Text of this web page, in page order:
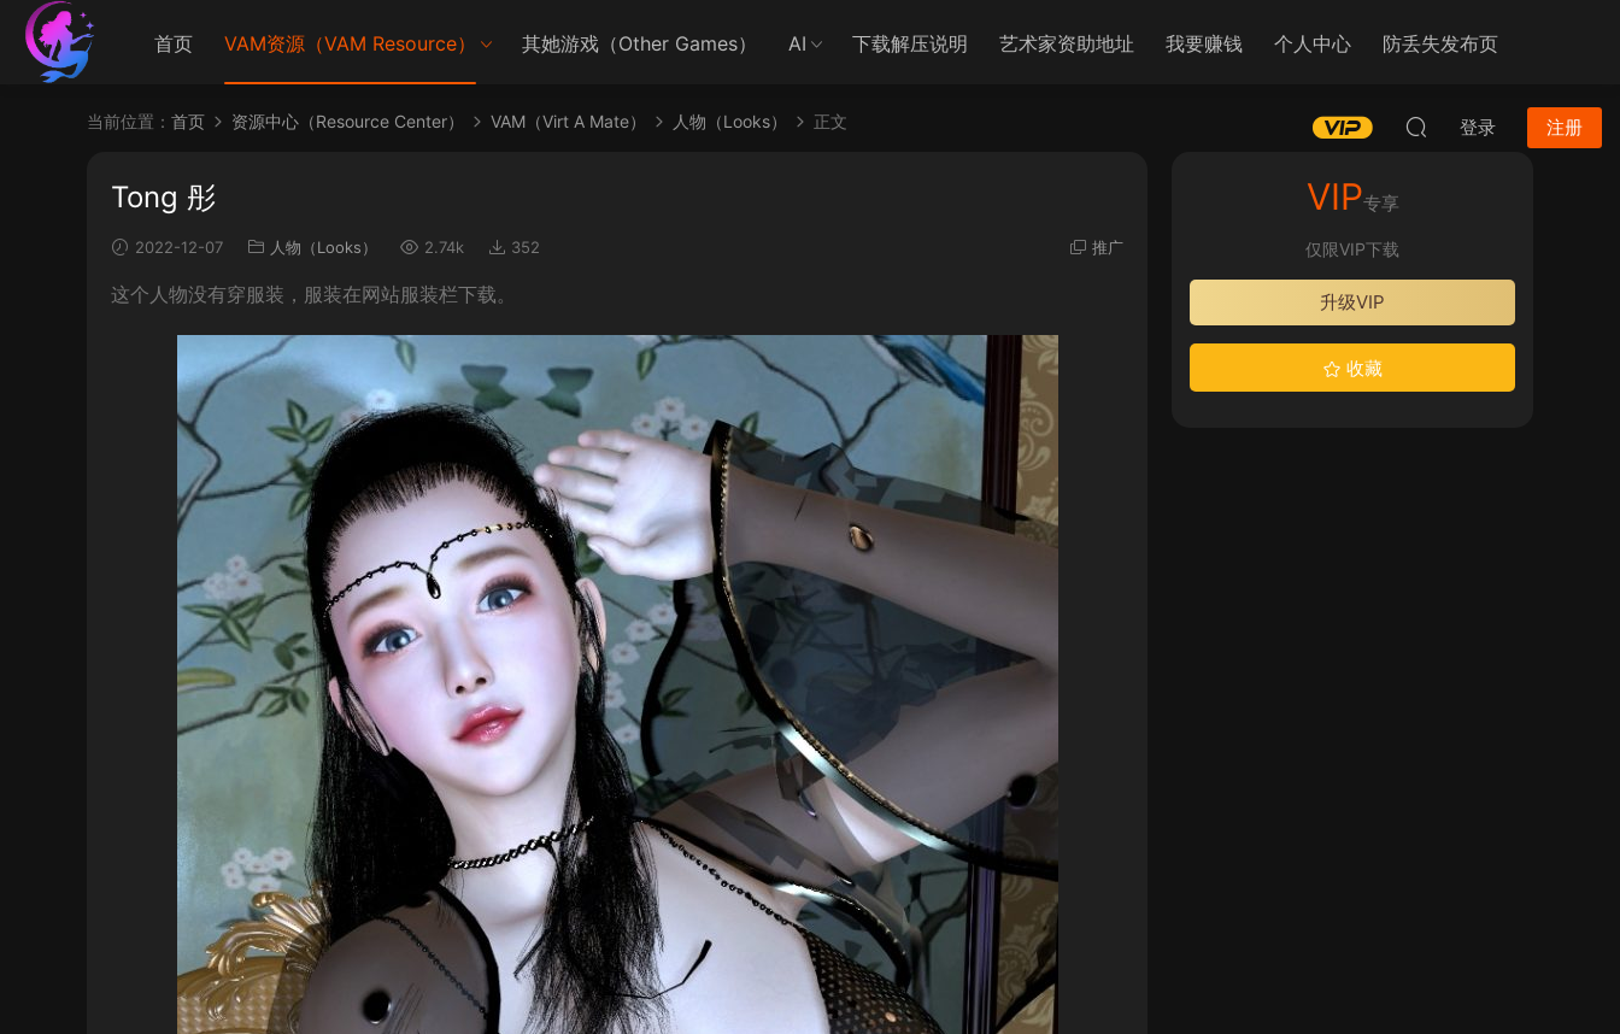
首页 VAM资源（VAM Resource） 其她游戏（Other Games） AI 下载解压说明 艺术家资助地址 我要赚钱 个人中心 防丢失发布页
登录 注册
当前位置： 首页 资源中心（Resource Center） VAM（Virt A Mate） 人物（Looks） 正文
Tong 彤
2022-12-07 人物（Looks） 2.74k 352 推广
这个人物没有穿服装，服装在网站服装栏下载。
VIP专享
仅限VIP下载
升级VIP
收藏